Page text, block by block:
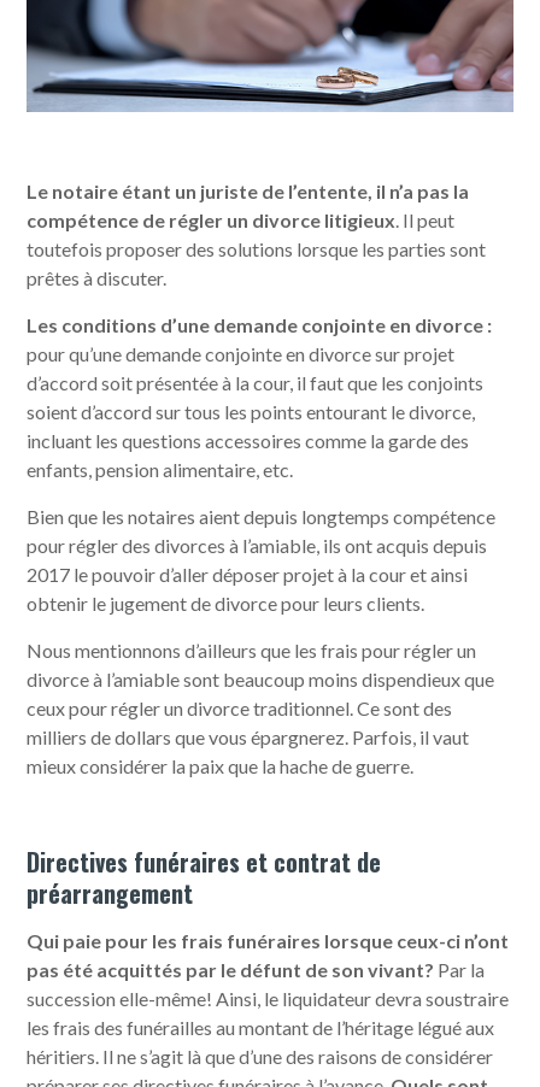
Le notaire étant un juriste de l’entente, il n’a pas la
compétence de régler un divorce litigieux. Il peut
toutefois proposer des solutions lorsque les parties sont
prêtes à discuter.
Les conditions d’une demande conjointe en divorce :
pour qu’une demande conjointe en divorce sur projet
d’accord soit présentée à la cour, il faut que les conjoints
soient d’accord sur tous les points entourant le divorce,
incluant les questions accessoires comme la garde des
enfants, pension alimentaire, etc.
Bien que les notaires aient depuis longtemps compétence
pour régler des divorces à l’amiable, ils ont acquis depuis
2017 le pouvoir d’aller déposer projet à la cour et ainsi
obtenir le jugement de divorce pour leurs clients.
Nous mentionnons d’ailleurs que les frais pour régler un
divorce à l’amiable sont beaucoup moins dispendieux que
ceux pour régler un divorce traditionnel. Ce sont des
milliers de dollars que vous épargnerez. Parfois, il vaut
mieux considérer la paix que la hache de guerre.
Directives funéraires et contrat de
préarrangement
Qui paie pour les frais funéraires lorsque ceux-ci n’ont
pas été acquittés par le défunt de son vivant? Par la
succession elle-même! Ainsi, le liquidateur devra soustraire
les frais des funérailles au montant de l’héritage légué aux
héritiers. Il ne s’agit là que d’une des raisons de considérer